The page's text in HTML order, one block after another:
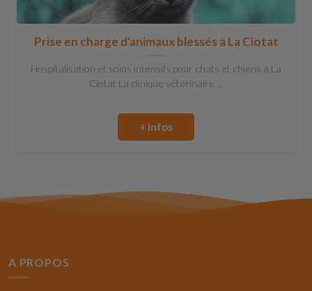
Prise en charge d'animaux blessés à La Ciotat
Hospitalisation et soins intensifs pour chats et chiens à La
Ciotat La clinique vétérinaire ...
+ infos
A PROPOS